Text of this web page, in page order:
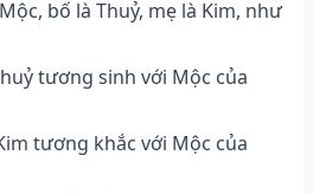
bố là Thuỷ, mẹ là Kim, như
tương sinh với Mộc của
tương khắc với Mộc của